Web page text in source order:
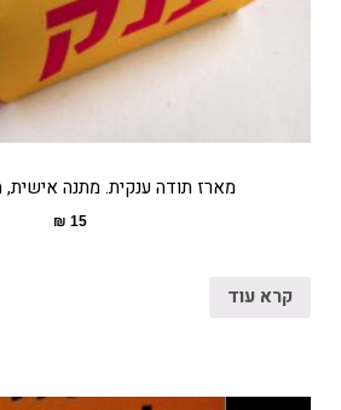
מארז תודה ענקית. מתנה אישית,
15
₪
קרא עוד